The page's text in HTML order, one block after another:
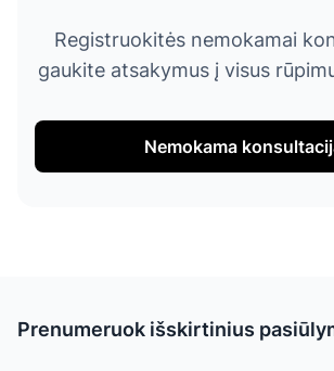
Registruokitės nemokamai
gaukite atsakymus į visus
Nemokama
Prenumeruok išskirtinius